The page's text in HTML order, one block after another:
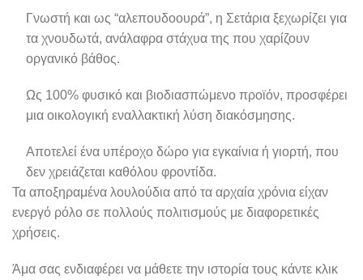
Γνωστή και ως “αλεπουδοουρά”, η Σετάρια ξεχωρίζει για
τα χνουδωτά, ανάλαφρα στάχυα της που χαρίζουν
οργανικό βάθος.
Ως 100% φυσικό και βιοδιασπώμενο προϊόν, προσφέρει
μια οικολογική εναλλακτική λύση διακόσμησης.
Αποτελεί ένα υπέροχο δώρο για εγκαίνια ή γιορτή, που
δεν χρειάζεται καθόλου φροντίδα.
Τα αποξηραμένα λουλούδια από τα αρχαία χρόνια είχαν
ενεργό ρόλο σε πολλούς πολιτισμούς με διαφορετικές
χρήσεις.
Άμα σας ενδιαφέρει να μάθετε την ιστορία τους κάντε κλικ